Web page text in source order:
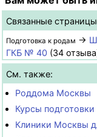
Связанные
Подготовка к родам →
ГКБ № 40 (34
См. также:
Роддома Москвы
Курсы
Клиники Москвы